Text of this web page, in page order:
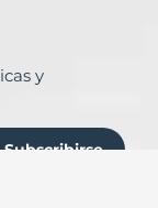
y
Subscribirse